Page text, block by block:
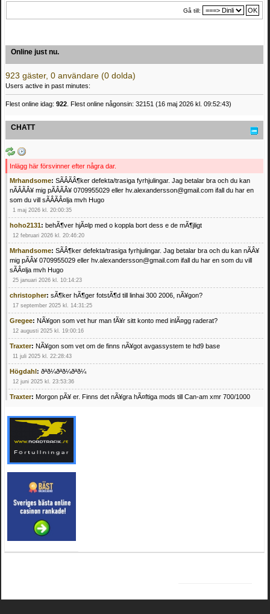
Gå till:
Online just nu.
923 gäster, 0 användare (0 dolda)
Users active in past minutes:
Flest online idag: 922 . Flest online någonsin: 32151 (16 maj 2026 kl. 09:52:43)
CHATT
Inlägg här försvinner efter några dar.
Mrhandsome: SÃÂÃÂ¶ker defekta/trasiga fyrhjulingar. Jag betalar bra och du kan
nÃÂÃÂ¥ mig pÃÂÃÂ¥ 0709955029 eller hv.alexandersson@gmail.com ifall du har en
som du vill sÃÂÃÂ¤lja mvh Hugo
1 maj 2026 kl. 20:00:35
hoho2131: behÃ¶ver hjÃ¤lp med o koppla bort dess e de mÃ¶jligt
12 februari 2026 kl. 20:46:20
Mrhandsome: SÃÂ¶ker defekta/trasiga fyrhjulingar. Jag betalar bra och du kan nÃÂ¥
mig pÃÂ¥ 0709955029 eller hv.alexandersson@gmail.com ifall du har en som du vill
sÃÂ¤lja mvh Hugo
25 januari 2026 kl. 10:14:23
christopher: sÃ¶ker hÃ¶ger fotstÃ¶d till linhai 300 2006, nÃ¥gon?
17 september 2025 kl. 14:31:25
Gregee: NÃ¥gon som vet hur man fÃ¥r sitt konto med inlÃ¤gg raderat?
12 augusti 2025 kl. 19:00:16
Traxter: NÃ¥gon som vet om de finns nÃ¥got avgassystem te hd9 base
11 juli 2025 kl. 22:28:43
Högdahl : ðªð¼ðªð¼ðªð¼
12 juni 2025 kl. 23:53:36
Traxter: Morgon pÃ¥ er. Finns det nÃ¥gra hÃ¤ftiga mods till Can-am xmr 700/1000
Mrhandsome:SÃ¶ker defekta/trasiga fyrhjulingar. Jag betalar bra och du kan nÃ¥ mig
pÃ¥ 0709955029 eller hv.alexandersson@gmail.com ifall du har en som du vill sÃ¤lja
mvh Hugo
21 februari 2025 kl. 09:25:52
4 februari 2025 kl. 19:20:50
Oscar5:44
4 februari 2025 kl. 19:15:36
Greger59:NÃ¤gon som vet har en Cetek 500 EFI
15 januari 2025 kl. 23:49:44
Mrhandsome:SÃÂ¶ker defekta/trasiga fyrhjulingar. Jag betalar bra och du kan nÃÂ¥